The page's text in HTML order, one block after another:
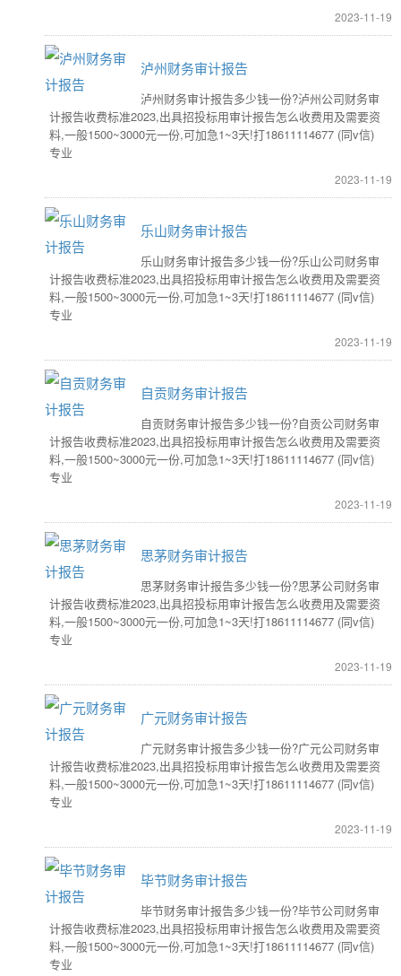
2023-11-19
泸州财务审计报告
泸州财务审计报告多少钱一份?泸州公司财务审
计报告收费标准2023,出具招投标用审计报告怎么收费用及需要资
料,一般1500~3000元一份,可加急1~3天!打18611114677 (同v信)
专业
2023-11-19
乐山财务审计报告
乐山财务审计报告多少钱一份?乐山公司财务审
计报告收费标准2023,出具招投标用审计报告怎么收费用及需要资
料,一般1500~3000元一份,可加急1~3天!打18611114677 (同v信)
专业
2023-11-19
自贡财务审计报告
自贡财务审计报告多少钱一份?自贡公司财务审
计报告收费标准2023,出具招投标用审计报告怎么收费用及需要资
料,一般1500~3000元一份,可加急1~3天!打18611114677 (同v信)
专业
2023-11-19
思茅财务审计报告
思茅财务审计报告多少钱一份?思茅公司财务审
计报告收费标准2023,出具招投标用审计报告怎么收费用及需要资
料,一般1500~3000元一份,可加急1~3天!打18611114677 (同v信)
专业
2023-11-19
广元财务审计报告
广元财务审计报告多少钱一份?广元公司财务审
计报告收费标准2023,出具招投标用审计报告怎么收费用及需要资
料,一般1500~3000元一份,可加急1~3天!打18611114677 (同v信)
专业
2023-11-19
毕节财务审计报告
毕节财务审计报告多少钱一份?毕节公司财务审
计报告收费标准2023,出具招投标用审计报告怎么收费用及需要资
料,一般1500~3000元一份,可加急1~3天!打18611114677 (同v信)
专业